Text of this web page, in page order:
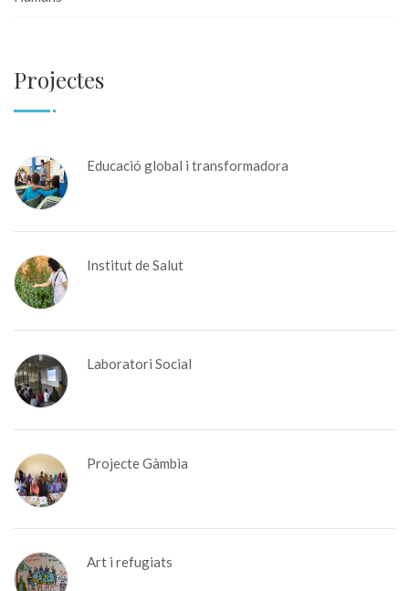
Projectes
Educació global i transformadora
Institut de Salut
Laboratori Social
Projecte Gàmbia
Art i refugiats